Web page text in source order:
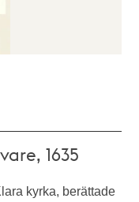
1635
kyrka, berättade